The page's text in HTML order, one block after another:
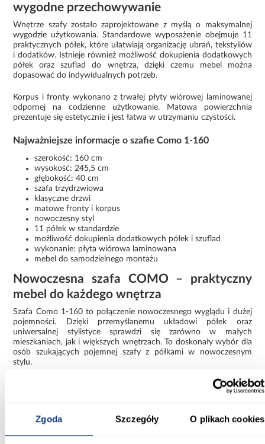
Zgoda Szczegóły O plikach cookies
wygodne przechowywanie
Wnętrze szafy zostało zaprojektowane z myślą o maksymalnej
wygodzie użytkowania. Standardowe wyposażenie obejmuje 11
praktycznych półek, które ułatwiają organizację ubrań, tekstyliów
i dodatków. Istnieje również możliwość dokupienia dodatkowych
półek oraz szuflad do wnętrza, dzięki czemu mebel można
dopasować do indywidualnych potrzeb.
Korpus i fronty wykonano z trwałej płyty wiórowej laminowanej
odpornej na codzienne użytkowanie. Matowa powierzchnia
prezentuje się estetycznie i jest łatwa w utrzymaniu czystości.
Najważniejsze informacje o szafie Como 1-160
szerokość: 160 cm
wysokość: 245,5 cm
głębokość: 40 cm
szafa trzydrzwiowa
klasyczne drzwi
matowe fronty i korpus
nowoczesny styl
11 półek w standardzie
możliwość dokupienia dodatkowych półek i szuflad
wykonanie: płyta wiórowa laminowana
mebel do samodzielnego montażu
Nowoczesna szafa COMO – praktyczny
mebel do każdego wnętrza
Szafa Como 1-160 to połączenie nowoczesnego wyglądu i dużej
pojemności. Dzięki przemyślanemu układowi półek oraz
uniwersalnej stylistyce sprawdzi się zarówno w małych
mieszkaniach, jak i większych wnętrzach. To doskonały wybór dla
osób szukających pojemnej szafy z półkami w nowoczesnym
stylu.
Informacje o
Szerokość [cm]: